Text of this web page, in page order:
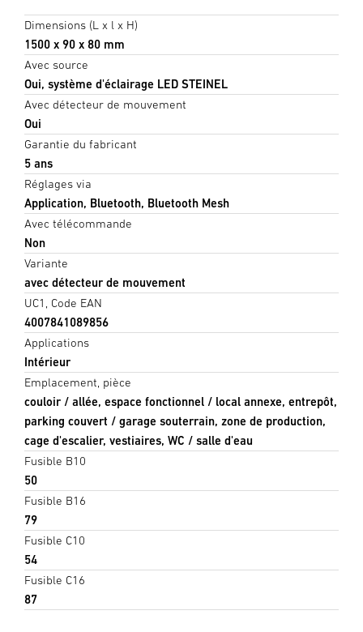
Dimensions (L x l x H)
1500 x 90 x 80 mm
Avec source
Oui, système d'éclairage LED STEINEL
Avec détecteur de mouvement
Oui
Garantie du fabricant
5 ans
Réglages via
Application, Bluetooth, Bluetooth Mesh
Avec télécommande
Non
Variante
avec détecteur de mouvement
UC1, Code EAN
4007841089856
Applications
Intérieur
Emplacement, pièce
couloir / allée, espace fonctionnel / local annexe, entrepôt,
parking couvert / garage souterrain, zone de production,
cage d'escalier, vestiaires, WC / salle d'eau
Fusible B10
50
Fusible B16
79
Fusible C10
54
Fusible C16
87